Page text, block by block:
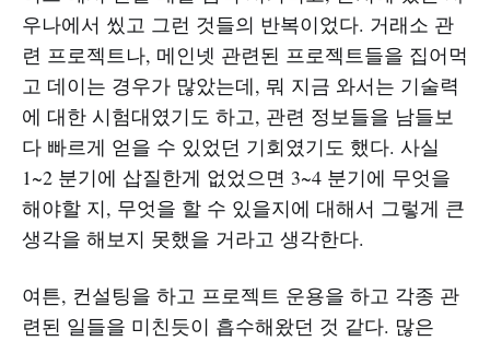
우나에서 씼고 그런 것들의 반복이었다. 거래소 관
련 프로젝트나, 메인넷 관련된 프로젝트들을 집어먹
고 데이는 경우가 많았는데, 뭐 지금 와서는 기술력
에 대한 시험대였기도 하고, 관련 정보들을 남들보
다 빠르게 얻을 수 있었던 기회였기도 했다. 사실
1~2 분기에 삽질한게 없었으면 3~4 분기에 무엇을
해야할 지, 무엇을 할 수 있을지에 대해서 그렇게 큰
생각을 해보지 못했을 거라고 생각한다.
여튼, 컨설팅을 하고 프로젝트 운용을 하고 각종 관
련된 일들을 미친듯이 흡수해왔던 것 같다. 많은